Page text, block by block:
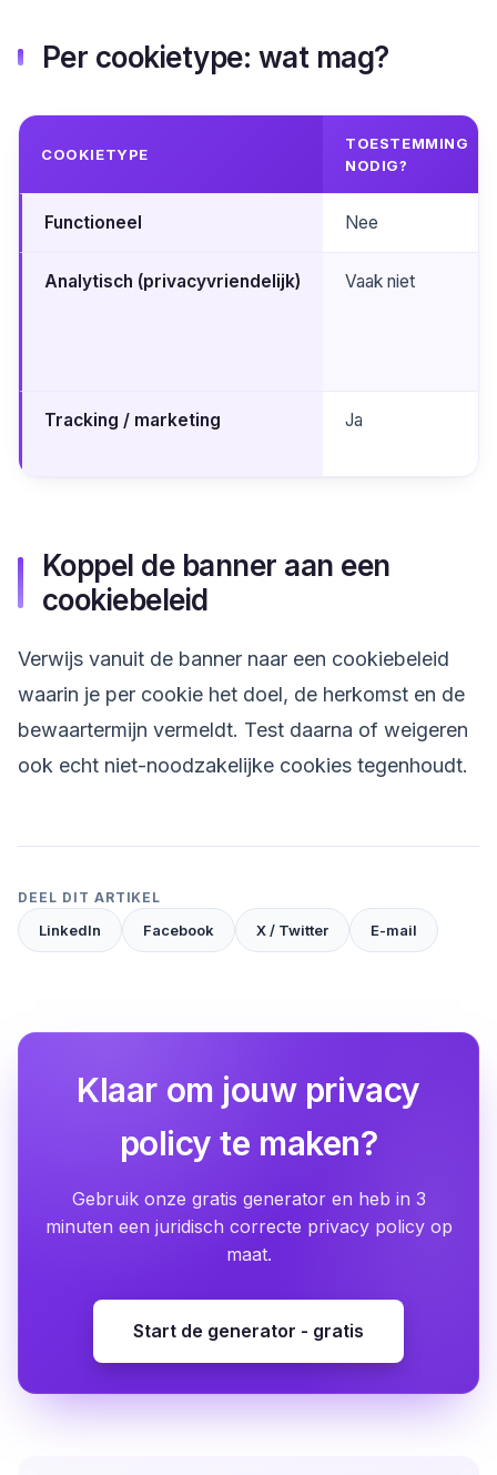
Per cookietype: wat mag?
COOKIETYPE
TOESTEMMING
NODIG?
Functioneel Nee
Analytisch (privacyvriendelijk) Vaak niet
Tracking / marketing Ja
Koppel de banner aan een
cookiebeleid
Verwijs vanuit de banner naar een cookiebeleid
waarin je per cookie het doel, de herkomst en de
bewaartermijn vermeldt. Test daarna of weigeren
ook echt niet-noodzakelijke cookies tegenhoudt.
DEEL DIT ARTIKEL
LinkedIn Facebook X / Twitter E-mail
Klaar om jouw privacy
policy te maken?
Gebruik onze gratis generator en heb in 3
minuten een juridisch correcte privacy policy op
maat.
Start de generator - gratis